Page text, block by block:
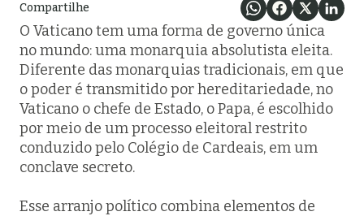
Compartilhe
O Vaticano tem uma forma de governo única
no mundo: uma monarquia absolutista eleita.
Diferente das monarquias tradicionais, em que
o poder é transmitido por hereditariedade, no
Vaticano o chefe de Estado, o Papa, é escolhido
por meio de um processo eleitoral restrito
conduzido pelo Colégio de Cardeais, em um
conclave secreto.
Esse arranjo político combina elementos de